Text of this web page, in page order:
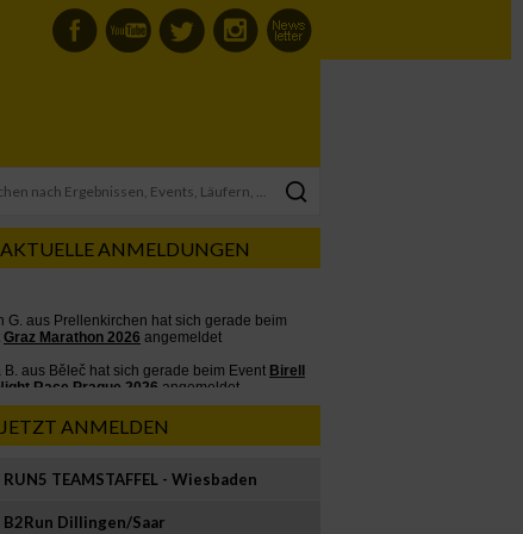
AKTUELLE ANMELDUNGEN
JETZT ANMELDEN
RUN5 TEAMSTAFFEL - Wiesbaden
B2Run Dillingen/Saar